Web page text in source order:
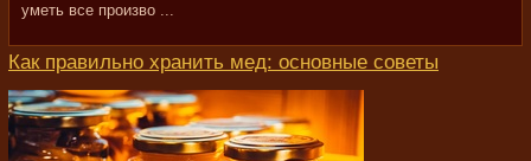
уметь все произво ...
Как правильно хранить мед: основные советы